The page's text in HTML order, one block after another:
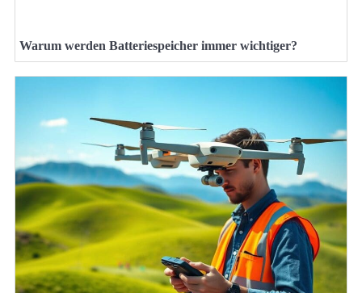
Warum werden Batteriespeicher immer wichtiger?